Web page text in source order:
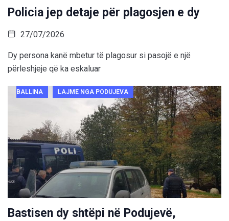
Policia jep detaje për plagosjen e dy
27/07/2026
Dy persona kanë mbetur të plagosur si pasojë e një
përleshjeje që ka eskaluar
BALLINA LAJME NGA PODUJEVA
Bastisen dy shtëpi në Podujevë,